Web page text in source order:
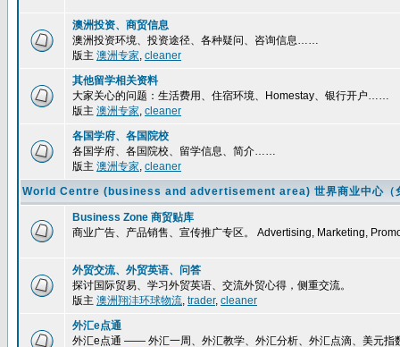
澳洲投资、商贸信息
澳洲投资环境、投资途径、各种疑问、咨询信息……
版主 澳洲专家, cleaner
其他留学相关资料
大家关心的问题：生活费用、住宿环境、Homestay、银行开户……
版主 澳洲专家, cleaner
各国学府、各国院校
各国学府、各国院校、留学信息、简介……
版主 澳洲专家, cleaner
World Centre (business and advertisement area) 世界商业中心（
Business Zone 商贸贴库
商业广告、产品销售、宣传推广专区。 Advertising, Marketing,
外贸交流、外贸英语、问答
探讨国际贸易、学习外贸英语、交流外贸心得，侧重交流。
版主 澳洲翔沣环球物流, trader, cleaner
外汇e点通
外汇e点通 —— 外汇一周、外汇教学、外汇分析、外汇点滴、美元